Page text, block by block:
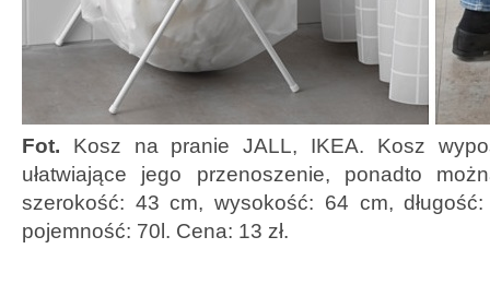
Fot. Kosz na pranie JALL, IKEA. Kosz
ułatwiające jego przenoszenie, ponadto
szerokość: 43 cm, wysokość: 64 cm,
pojemność: 70l. Cena: 13 zł.